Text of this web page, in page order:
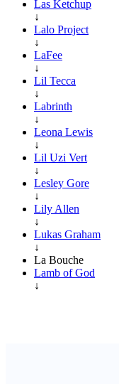
Las Ketchup
↓
Lalo Project
↓
LaFee
↓
Lil Tecca
↓
Labrinth
↓
Leona Lewis
↓
Lil Uzi Vert
↓
Lesley Gore
↓
Lily Allen
↓
Lukas Graham
↓
La Bouche
Lamb of God
↓